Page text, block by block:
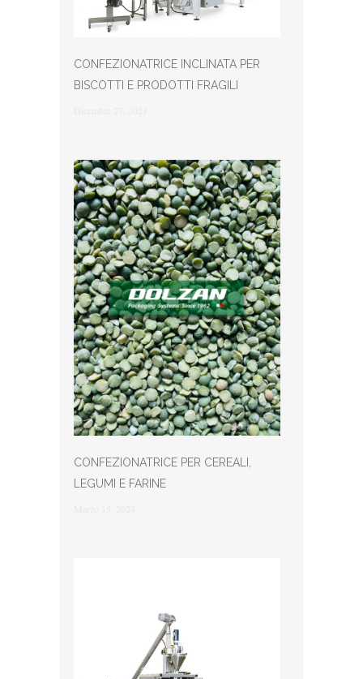
CONFEZIONATRICE INCLINATA PER
BISCOTTI E PRODOTTI FRAGILI
CONFEZIONATRICE PER CEREALI,
LEGUMI E FARINE